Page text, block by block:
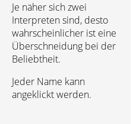
Je näher sich zwei
Interpreten sind, desto
wahrscheinlicher ist eine
Überschneidung bei der
Beliebtheit.
Jeder Name kann
angeklickt werden.